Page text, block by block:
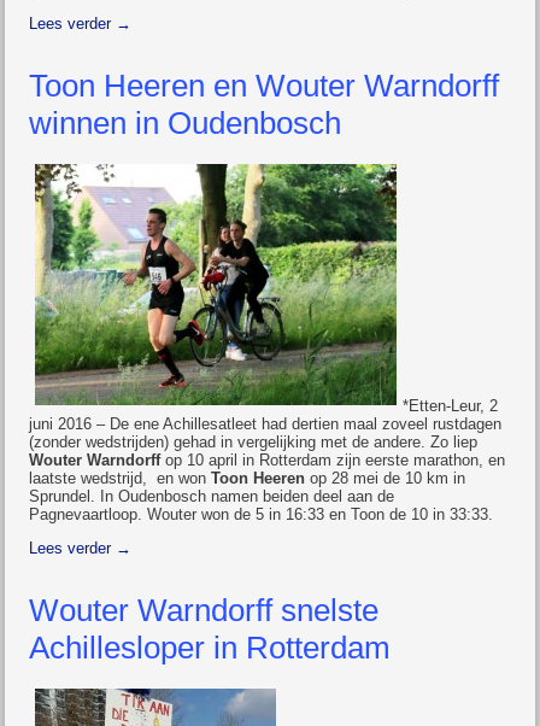
Lees verder →
Toon Heeren en Wouter Warndorff
winnen in Oudenbosch
*Etten-Leur, 2
juni 2016 – De ene Achillesatleet had dertien maal zoveel rustdagen
(zonder wedstrijden) gehad in vergelijking met de andere. Zo liep
Wouter Warndorffop 10 april in Rotterdam zijn eerste marathon, en
laatste wedstrijd, en wonToon Heeren op 28 mei de 10 km in
Sprundel. In Oudenbosch namen beiden deel aan de
Pagnevaartloop. Wouter won de 5 in 16:33 en Toon de 10 in 33:33.
Lees verder →
Wouter Warndorff snelste
Achillesloper in Rotterdam